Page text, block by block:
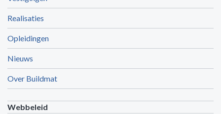
Realisaties
Opleidingen
Nieuws
Over Buildmat
Webbeleid